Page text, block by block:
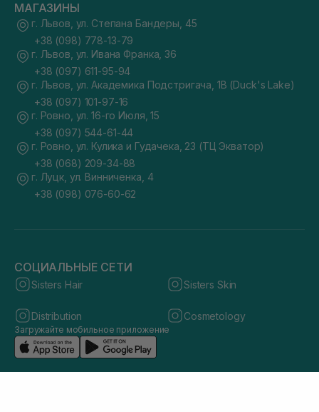
МАГАЗИНЫ
г. Львов, ул. Степана Бандеры, 45
+38 (098) 778-13-79
г. Львов, ул. Ивана Франка, 36
+38 (097) 611-95-94
г. Львов, ул. Академика Подстригача, 1В (Duck's Lake)
+38 (097) 101-97-16
г. Ровно, ул. 16-го Июля, 15
+38 (097) 544-61-44
г. Ровно, ул. Кулика и Гудачека, 23 (ТЦ Экватор)
+38 (068) 209-34-88
г. Луцк, ул. Винниченка, 4
+38 (098) 076-60-62
СОЦИАЛЬНЫЕ СЕТИ
Sisters Hair Sisters Skin
Distribution Cosmetology
Загружайте мобильное приложение